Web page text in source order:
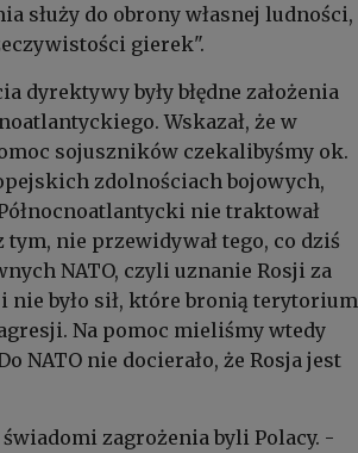
służy do obrony własnej ludności,
gierek".
dyrektywy były błędne założenia
Wskazał, że w
sojuszników czekalibyśmy ok.
zdolnościach bojowych,
nie traktował
nie przewidywał tego, co dziś
NATO, czyli uznanie Rosji za
było sił, które bronią terytorium
Na pomoc mieliśmy wtedy
NATO nie docierało, że Rosja jest
zagrożenia byli Polacy. -